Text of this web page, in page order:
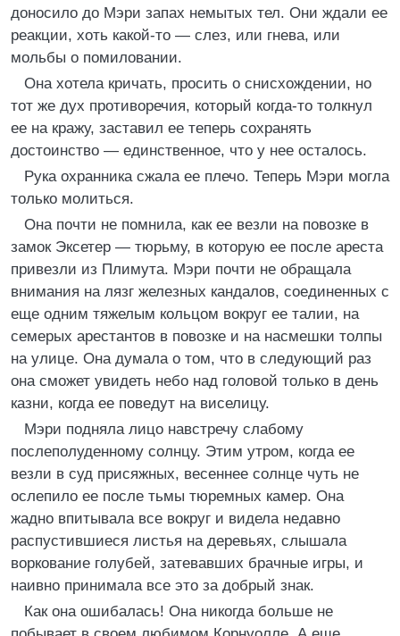
доносило до Мэри запах немытых тел. Они ждали ее
реакции, хоть какой-то — слез, или гнева, или
мольбы о помиловании.
Она хотела кричать, просить о снисхождении, но
тот же дух противоречия, который когда-то толкнул
ее на кражу, заставил ее теперь сохранять
достоинство — единственное, что у нее осталось.
Рука охранника сжала ее плечо. Теперь Мэри могла
только молиться.
Она почти не помнила, как ее везли на повозке в
замок Эксетер — тюрьму, в которую ее после ареста
привезли из Плимута. Мэри почти не обращала
внимания на лязг железных кандалов, соединенных с
еще одним тяжелым кольцом вокруг ее талии, на
семерых арестантов в повозке и на насмешки толпы
на улице. Она думала о том, что в следующий раз
она сможет увидеть небо над головой только в день
казни, когда ее поведут на виселицу.
Мэри подняла лицо навстречу слабому
послеполуденному солнцу. Этим утром, когда ее
везли в суд присяжных, весеннее солнце чуть не
ослепило ее после тьмы тюремных камер. Она
жадно впитывала все вокруг и видела недавно
распустившиеся листья на деревьях, слышала
воркование голубей, затевавших брачные игры, и
наивно принимала все это за добрый знак.
Как она ошибалась! Она никогда больше не